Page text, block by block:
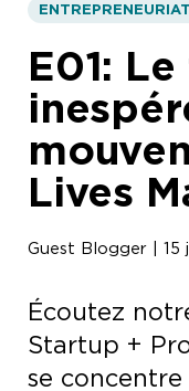
ENTREPRENEURIAT
E01:
Lives
Guest Blogger | 15
Écoutez
Startup +
se concentre